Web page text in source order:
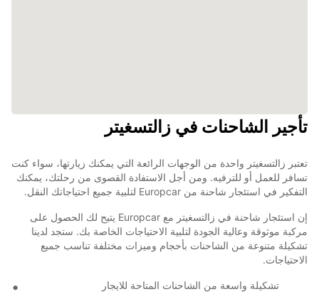
تأجير الشاحنات في زالتسغيتر
تعتبر زالتسغيتر واحدة من الوجهات الرائعة التي يمكنك زيارتها، سواء كنت
تسافر للعمل أو للترفيه. ومن أجل الاستفادة القصوى من رحلتك، يمكنك
التفكير في استئجار شاحنة من Europcar لتلبية جميع احتياجاتك النقل.
إن استئجار شاحنة في زالتسغيتر مع Europcar يتيح لك الحصول على
مركبة موثوقة وعالية الجودة لتلبية الاحتياجات الخاصة بك. ستجد لدينا
تشكيلة متنوعة من الشاحنات بأحجام وميزات مختلفة تناسب جميع
الاحتياجات.
تشكيلة واسعة من الشاحنات المتاحة للايجار